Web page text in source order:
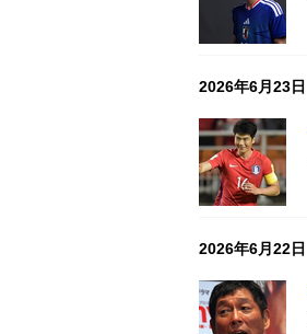
2026年6月23日
2026年6月22日